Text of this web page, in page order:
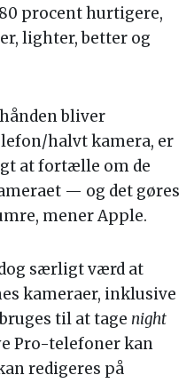
procent hurtigere,
lighter, better og
bliver
halvt kamera, er
at fortælle om de
— og det gøres
mener Apple.
særligt værd at
kameraer, inklusive
til at tage night
Pro-telefoner kan
redigeres på